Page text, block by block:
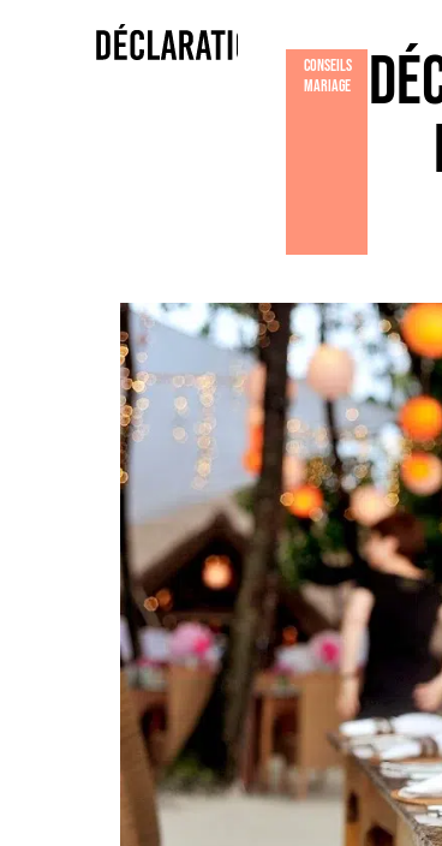
Conseils
Mariage